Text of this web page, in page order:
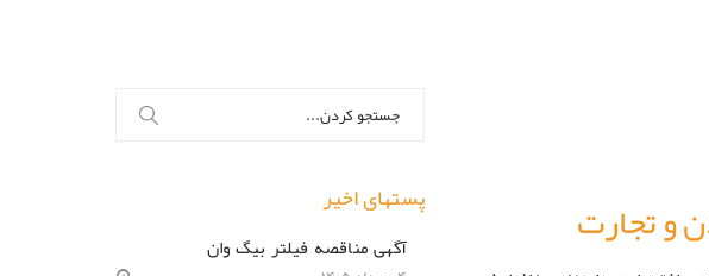
و تجارت
برای:
پستهای اخیر
آگهی مناقصه فیلتر بیگ وان